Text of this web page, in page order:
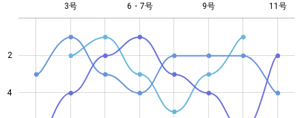
4
2
4
3号
6・7号
9号
11号